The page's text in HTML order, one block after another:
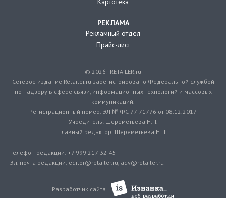
РЕКЛАМА
Рекламный отдел
Прайс-лист
© 2026 - RETAILER.ru
Сетевое издание Retailer.ru зарегистрировано Федеральной службой
по надзору в сфере связи, информационных технологий и массовых
коммуникаций.
Регистрационный номер: ЭЛ № ФС 77-71776 от 08.12.2017
Учредитель: Шереметьева Н.П.
Главный редактор: Шереметьева Н.П.
Телефон редакции: +7 999 217-32-45
Эл. почта редакции: editor@retailer.ru, adv@retailer.ru
Разработчик сайта